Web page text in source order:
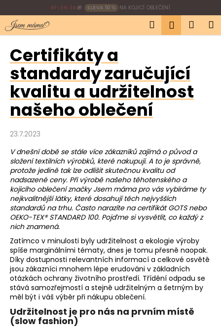
na
obsah
07:24:29 🎁 SLEVA 10 % NA KOJICÍ OBLEČENÍ
Hledat
Certifikáty a
standardy zaručující
kvalitu a udržitelnost
našeho oblečení
23.7.2023
V dnešní době se stále více zákazníků zajímá o původ a
složení textilních výrobků, které nakupují. A to je správně,
protože jedině tak lze odlišit skutečnou kvalitu od
nadsazené ceny. Při výrobě našeho těhotenského a
kojicího oblečení značky Jsem máma pro vás vybíráme ty
nejkvalitnější látky, které dosahují těch nejvyšších
standardů na trhu. Často narazíte na certifikát GOTS nebo
OEKO-TEX® STANDARD 100. Pojďme si vysvětlit, co každý z
nich znamená.
Zatímco v minulosti byly udržitelnost a ekologie výroby
spíše marginálními tématy, dnes je tomu přesně naopak.
Díky dostupnosti relevantních informací a celkové osvětě
jsou zákazníci mnohem lépe erudováni v základních
otázkách ochrany životního prostředí. Třídění odpadu se
stává samozřejmostí a stejně udržitelným a šetrným by
měl být i váš výběr při nákupu oblečení.
Udržitelnost je pro nás na prvním místě
(slow fashion)
o
š Zpět
Zpět
C
o
p
o
t
ř
e
u
j
e
t
e
n
a
j
í
t
?